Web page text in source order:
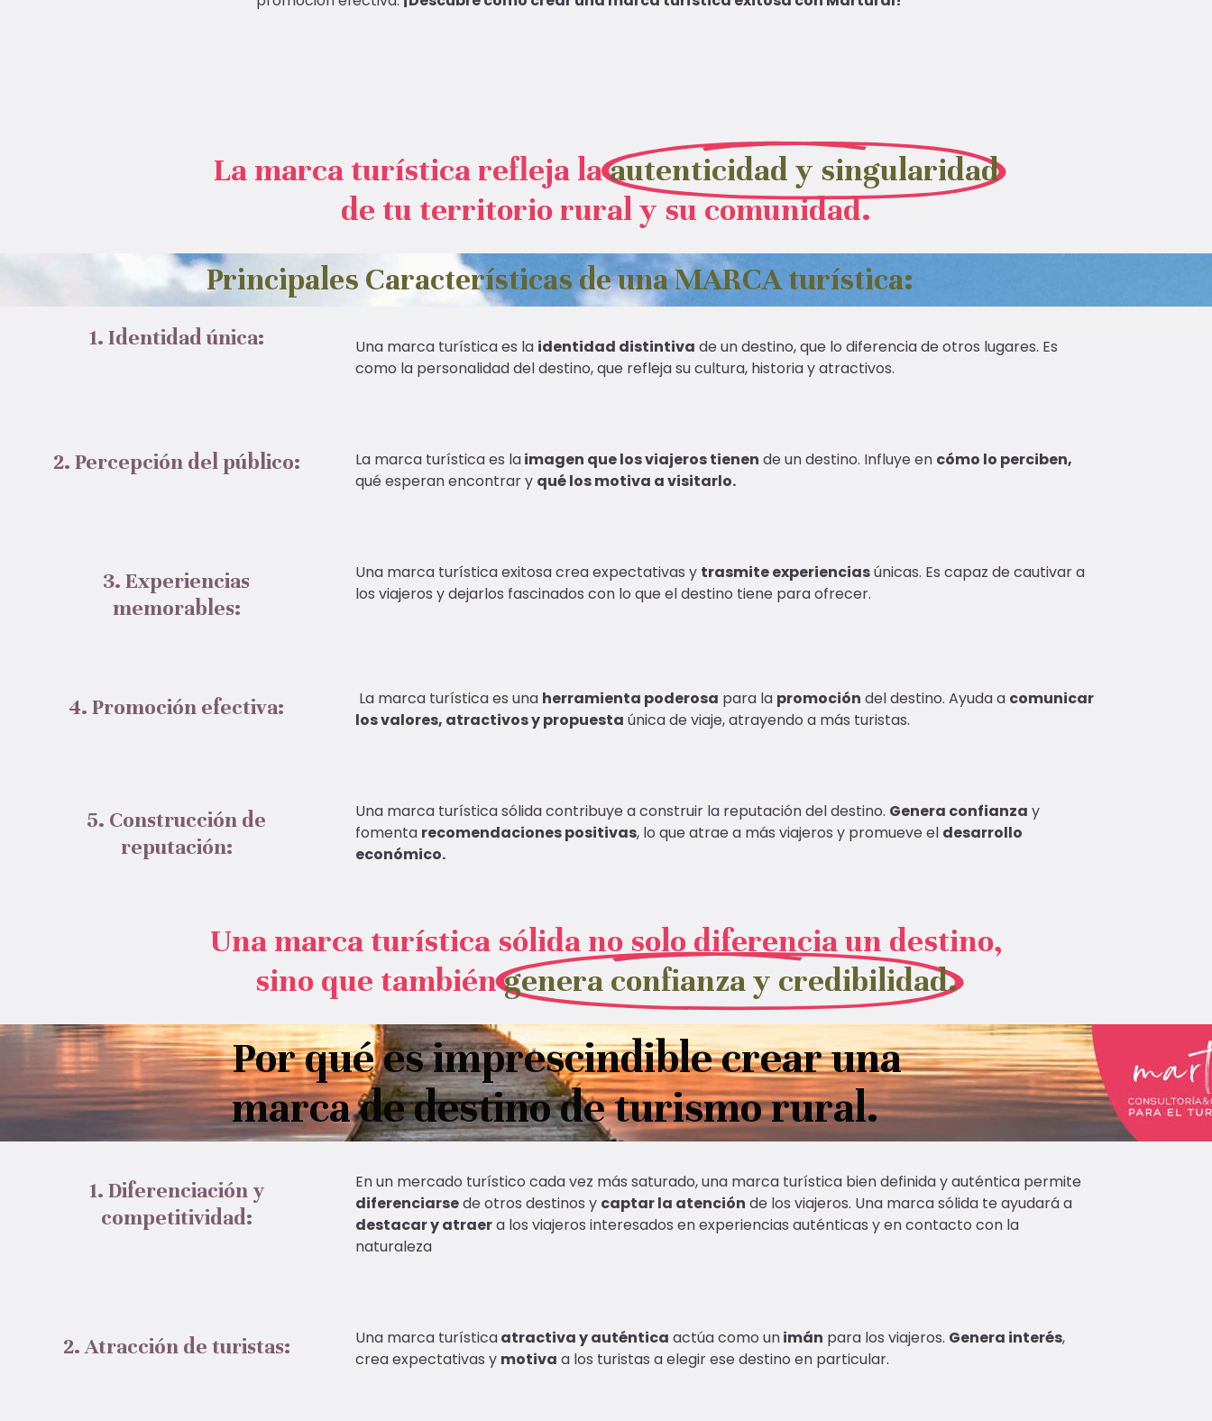
La marca turística refleja laautenticidad y singularidad
de tu territorio rural y su comunidad.
Principales Características de una MARCA turística:
1. Identidad única: Una marca turística es la identidad distintiva de un destino, que lo diferencia de otros lugares. Es
como la personalidad del destino, que refleja su cultura, historia y atractivos.
2. Percepción del público: La marca turística es laimagen que los viajeros tienen de un destino. Influye en cómo lo perciben,
qué esperan encontrar y qué los motiva a visitarlo.
3. Experiencias
memorables:
Una marca turística exitosa crea expectativas y trasmite experienciasúnicas. Es capaz de cautivar a
los viajeros y dejarlos fascinados con lo que el destino tiene para ofrecer.
4. Promoción efectiva: La marca turística es una herramienta poderosa para la promoción del destino. Ayuda a comunicar
los valores, atractivos y propuesta única de viaje, atrayendo a más turistas.
5. Construcción de
reputación:
Una marca turística sólida contribuye a construir la reputación del destino. Genera confianza y
fomenta recomendaciones positivas, lo que atrae a más viajeros y promueve el desarrollo
económico.
Una marca turística sólida no solo diferencia un destino,
sino que tambiéngenera confianza y credibilidad.
Por qué es imprescindible crear una
marca de destino de turismo rural.
1. Diferenciación y
competitividad:
En un mercado turístico cada vez más saturado, una marca turística bien definida y auténtica permite
diferenciarsede otros destinos y captar la atención de los viajeros. Una marca sólida te ayudará a
destacar y atraera los viajeros interesados en experiencias auténticas y en contacto con la
naturaleza
2. Atracción de turistas: Una marca turísticaatractiva y auténtica actúa como unimán para los viajeros. Genera interés,
crea expectativas y motiva a los turistas a elegir ese destino en particular.